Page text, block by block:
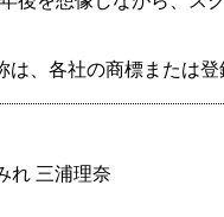
、各社の商標または登
れ 三浦理奈